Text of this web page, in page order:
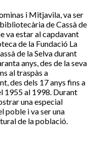
i Mitjavila, va ser
de Cassà de
va estar al capdavant
de la Fundació La
de la Selva durant
anys, des de la seva
al traspàs a
des dels 17 anys fins a
1955 al 1998. Durant
una especial
poble i va ser una
de la població.